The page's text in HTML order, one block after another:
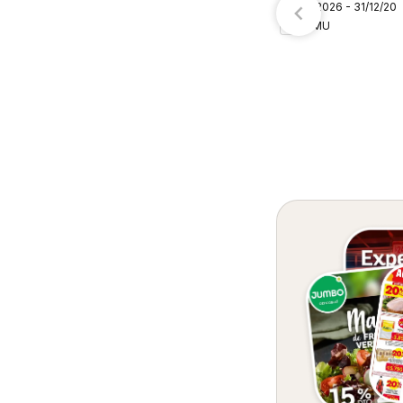
– Colombia
06/08/2026 - 31/12/
TEMU